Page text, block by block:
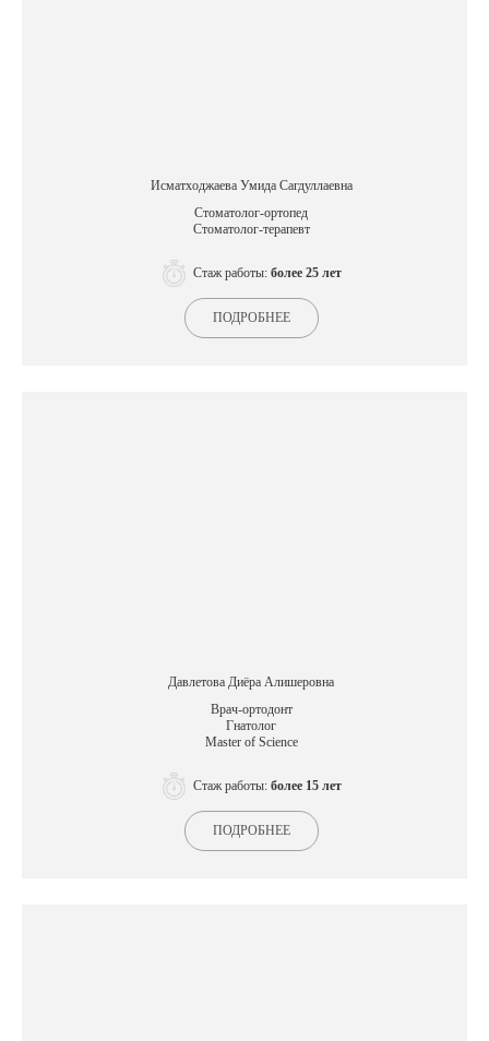
Исматходжаева Умида Сагдуллаевна
Стоматолог-ортопед
Стоматолог-терапевт
Стаж работы: более 25 лет
ПОДРОБНЕЕ
Давлетова Диёра Алишеровна
Врач-ортодонт
Гнатолог
Master of Science
Стаж работы: более 15 лет
ПОДРОБНЕЕ